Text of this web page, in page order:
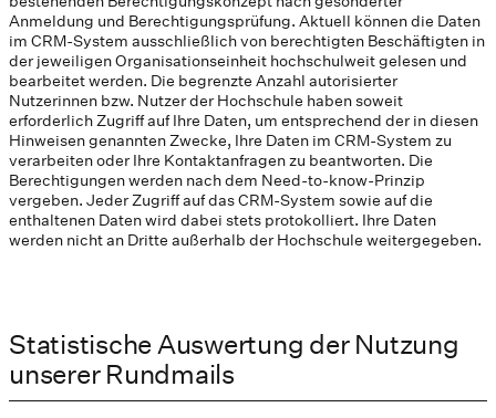
Anmeldung und Berechtigungsprüfung. Aktuell können die Daten
im CRM-System ausschließlich von berechtigten Beschäftigten in
der jeweiligen Organisationseinheit hochschulweit gelesen und
bearbeitet werden. Die begrenzte Anzahl autorisierter
Nutzerinnen bzw. Nutzer der Hochschule haben soweit
erforderlich Zugriff auf Ihre Daten, um entsprechend der in diesen
Hinweisen genannten Zwecke, Ihre Daten im CRM-System zu
verarbeiten oder Ihre Kontaktanfragen zu beantworten. Die
Berechtigungen werden nach dem Need-to-know-Prinzip
vergeben. Jeder Zugriff auf das CRM-System sowie auf die
enthaltenen Daten wird dabei stets protokolliert. Ihre Daten
werden nicht an Dritte außerhalb der Hochschule weitergegeben.
Statistische Auswertung der Nutzung
unserer Rundmails